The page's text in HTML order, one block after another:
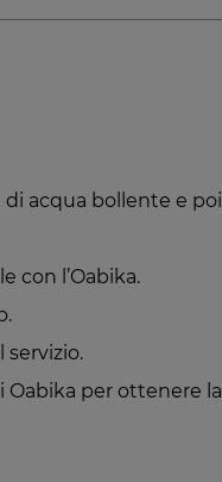
di acqua bollente e poi
con l’Oabika.
servizio.
Oabika per ottenere la